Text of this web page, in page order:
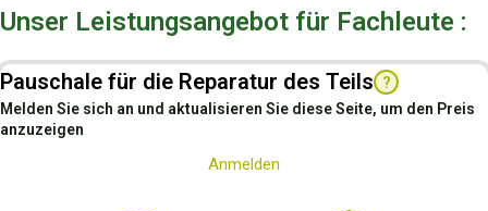
Unser Leistungsangebot für Fachleute :
Pauschale für die Reparatur des Teils ?
Melden Sie sich an und aktualisieren Sie diese Seite, um den Preis
anzuzeigen
Anmelden